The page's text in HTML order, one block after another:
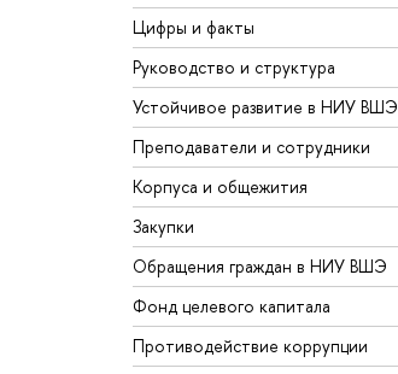
Цифры и факты
Руководство и структура
Устойчивое развитие в НИУ ВШЭ
Преподаватели и сотрудники
Корпуса и общежития
Закупки
Обращения граждан в НИУ ВШЭ
Фонд целевого капитала
Противодействие коррупции